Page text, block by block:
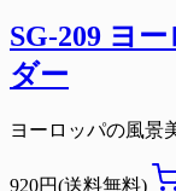
SG-209 ヨ
ダー
ヨーロッパの風景
920円(送料無料)